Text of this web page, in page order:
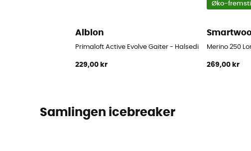
Albion
Primaloft Active Evolve Gaiter - Halsedisse
229,00 kr
Øko-
Merino 250
269,00 kr
Samlingen icebreaker